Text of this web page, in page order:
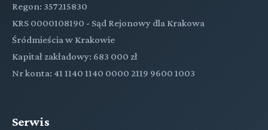
Regon: 357215830
KRS 0000108190 - Sąd Rejonowy dla Krakowa
Śródmieścia w Krakowie
Kapitał zakładowy: 683 000 zł
Nr konta: 41 1140 1140 0000 2119 9600 1003
Serwis